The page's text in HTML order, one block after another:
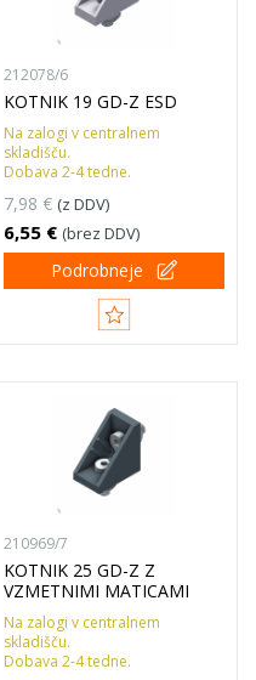
212078/6
KOTNIK 19 GD-Z ESD
Na zalogi v centralnem
skladišču.
Dobava 2-4 tedne.
7,98 € (z DDV)
6,55 € (brez DDV)
Podrobneje
210969/7
KOTNIK 25 GD-Z Z
VZMETNIMI MATICAMI
Na zalogi v centralnem
skladišču.
Dobava 2-4 tedne.